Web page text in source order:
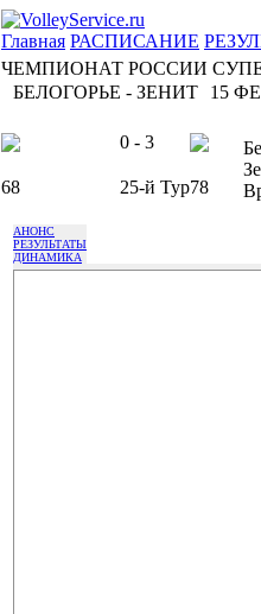
Главная РАСПИСАНИЕ
ЧЕМПИОНАТ РОССИИ
БЕЛОГОРЬЕ - ЗЕНИТ
15
0 - 3
68 25-й Тур78
АНОНС
РЕЗУЛЬТАТЫ
ДИНАМИКА